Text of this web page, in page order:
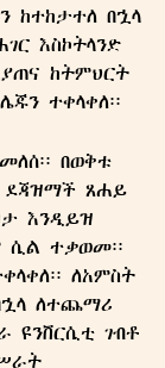
ከተከታተለ በኋላ
እስኮትላንድ
ከትምህርት
ተቀላቀለ፡፡
በወቅቱ
ደጃዝማች ጸሐይ
እንዲይዝ
ሲል ተቃወመ፡፡
ለአምስት
ለተጨማሪ
ዩንቨርሲቲ ገብቶ